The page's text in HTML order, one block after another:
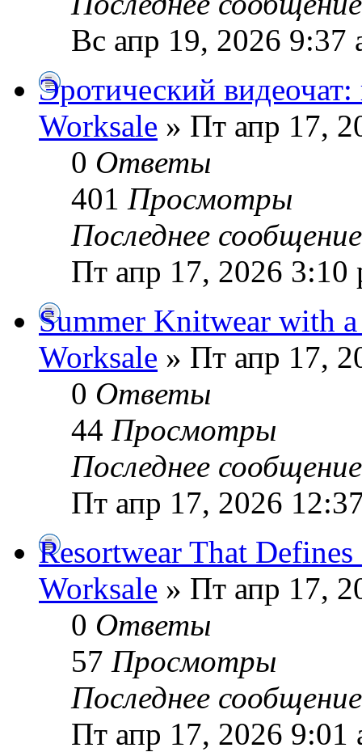
Вс апр 19, 2026 9:37
Эротический
Worksale » Пт апр 17,
0 Ответы
401 Просмотры
Последнее
Пт апр 17, 2026 3:10
Summer Knitwear with
Worksale » Пт апр 17,
0 Ответы
44 Просмотры
Последнее
Пт апр 17, 2026
Resortwear That
Worksale » Пт апр 17,
0 Ответы
57 Просмотры
Последнее
Пт апр 17, 2026 9:01